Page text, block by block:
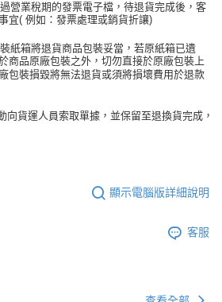
營業稅期的發票電子檔，待退貨完成後，客
宜( 例如：發票處理或銷貨折讓)
紙箱將退貨商品包裝妥當，若原紙箱已遺
商品原廠包裝之外，切勿直接於原廠包裝上
包裝損毀將無法退貨或須將損壞費用於退款
向貨運人員索取單據，並保留至退換貨完成，
顯示電腦版詳細說明
客服